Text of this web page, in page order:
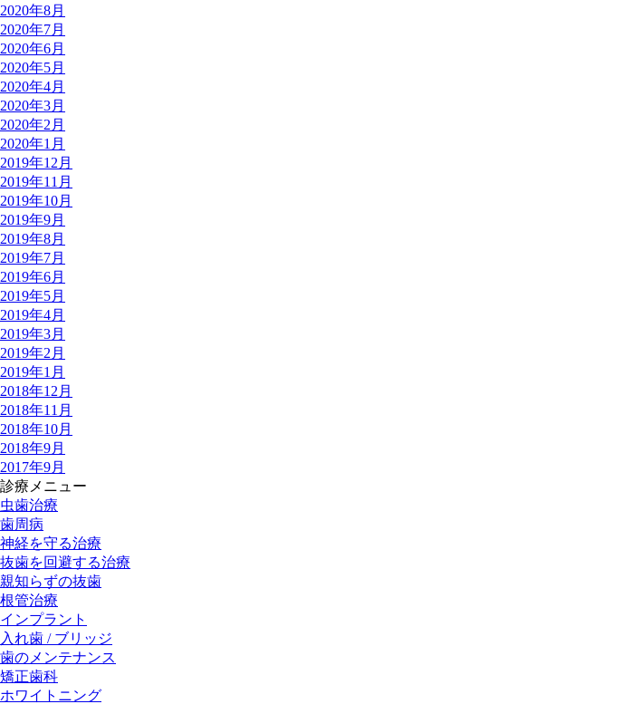
2020年8月
2020年7月
2020年6月
2020年5月
2020年4月
2020年3月
2020年2月
2020年1月
2019年12月
2019年11月
2019年10月
2019年9月
2019年8月
2019年7月
2019年6月
2019年5月
2019年4月
2019年3月
2019年2月
2019年1月
2018年12月
2018年11月
2018年10月
2018年9月
2017年9月
診療メニュー
虫歯治療
歯周病
神経を守る治療
抜歯を回避する治療
親知らずの抜歯
根管治療
インプラント
入れ歯 / ブリッジ
歯のメンテナンス
矯正歯科
ホワイトニング